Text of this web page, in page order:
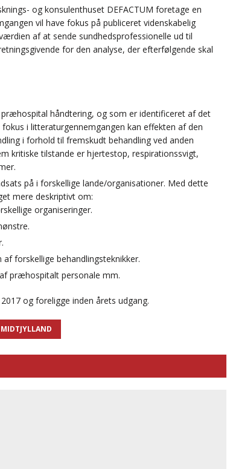
og konsulenthuset DEFACTUM foretage en
vil have fokus på publiceret videnskabelig
af at sende sundhedsprofessionelle ud til
for den analyse, der efterfølgende skal
håndtering, og som er identificeret af det
i litteraturgennemgangen kan effekten af den
i forhold til fremskudt behandling ved anden
kritiske tilstande er hjertestop, respirationssvigt,
på i forskellige lande/organisationer. Med dette
mere deskriptivt om:
organiseringer.
forskellige behandlingsteknikker.
præhospitalt personale mm.
og foreligge inden årets udgang.